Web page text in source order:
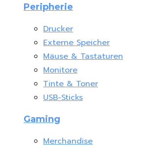
Peripherie
Drucker
Externe Speicher
Mäuse & Tastaturen
Monitore
Tinte & Toner
USB-Sticks
Gaming
Merchandise